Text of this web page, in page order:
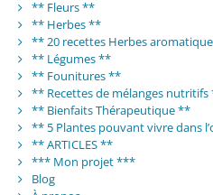
** Fleurs **
** Herbes **
** 20 recettes Herbes
** Légumes **
** Founitures **
** Recettes de mélanges
** Bienfaits Thérapeutique **
** 5 Plantes pouvant vivre dans
** ARTICLES **
*** Mon projet ***
Blog